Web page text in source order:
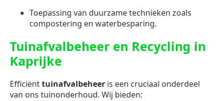
Toepassing van duurzame technieken zoals
compostering en waterbesparing.
Tuinafvalbeheer en Recycling in
Kaprijke
Efficiënttuinafvalbeheer is een cruciaal onderdeel
van ons tuinonderhoud. Wij bieden: